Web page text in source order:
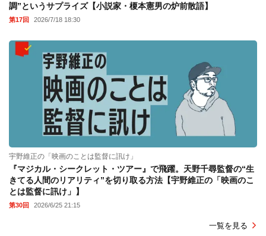
調”というサプライズ【小説家・榎本憲男の炉前散語】
第17回 2026/7/18 18:30
宇野維正の「映画のことは監督に訊け」
『マジカル・シークレット・ツアー』で飛躍。天野千尋監督の“生
きてる人間のリアリティ”を切り取る方法【宇野維正の「映画のこ
とは監督に訊け」】
第30回 2026/6/25 21:15
一覧を見る